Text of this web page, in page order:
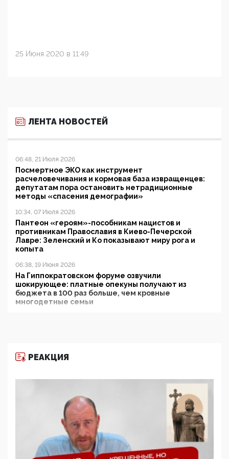
25 Июня 2020 в 11:49
ЛЕНТА НОВОСТЕЙ
06:48, 21 Июля 2026
Посмертное ЭКО как инструмент
расчеловечивания и кормовая база извращенцев:
депутатам пора остановить нетрадиционные
методы «спасения демографии»
10:34, 07 Июля 2026
Пантеон «героям»-пособникам нацистов и
противникам Православия в Киево-Печерской
Лавре: Зеленский и Ко показывают миру рога и
копыта
06:38, 19 Июня 2026
На Гиппократовском форуме озвучили
шокирующее: платные опекуны получают из
бюджета в 100 раз больше, чем кровные
многодетные семьи
11:53, 09 Июня 2026
деятельность ИИТО ЮНЕСКО в России, но
цифроглобалисты продолжают определять
повестку в образовании
09:43, 01 Июня 2026
5G за счет здоровья граждан: Минцифры намерено
отобрать у регионов и муниципалитетов право
защищать жилые дома и социальные объекты от
РЕАКЦИЯ